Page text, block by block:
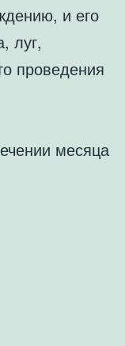
и его
луг,
проведения
месяца